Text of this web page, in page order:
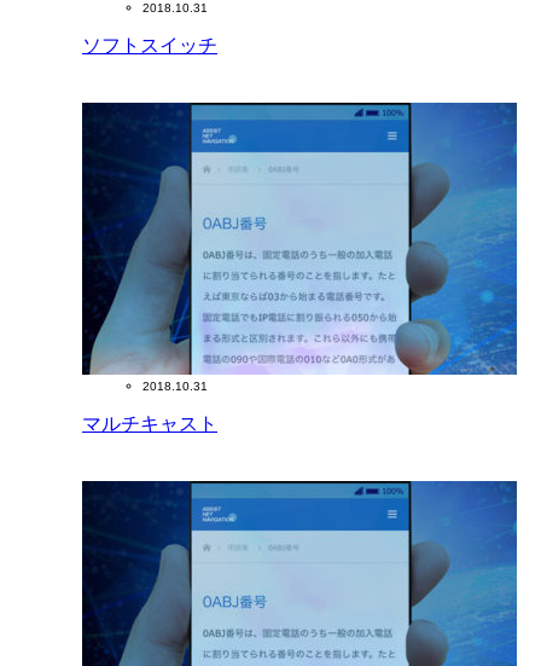
2018.10.31
ソフトスイッチ
2018.10.31
マルチキャスト